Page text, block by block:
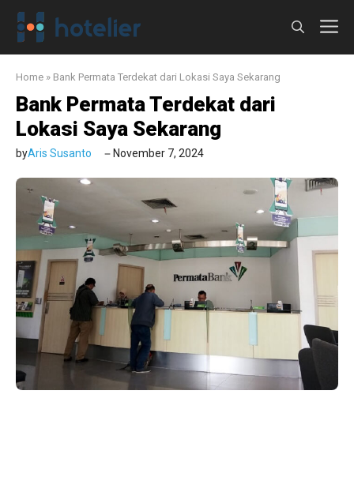
Langsung
Home » Bank Permata Terdekat dari Lokasi Saya Sekarang
Bank Permata Terdekat dari
Lokasi Saya Sekarang
byAris Susanto November 7, 2024